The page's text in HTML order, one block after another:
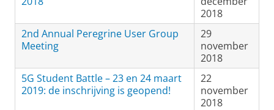
2018
2nd Annual Peregrine User Group
Meeting
29
november
2018
5G Student Battle – 23 en 24 maart
2019: de inschrijving is geopend!
22
november
2018